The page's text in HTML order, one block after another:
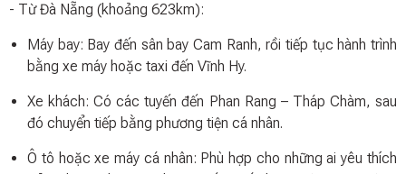
- Từ Đà Nẵng (khoảng 623km):
Máy bay: Bay đến sân bay Cam Ranh, rồi tiếp tục hành trình
bằng xe máy hoặc taxi đến Vĩnh Hy.
Xe khách: Có các tuyến đến Phan Rang – Tháp Chàm, sau
đó chuyển tiếp bằng phương tiện cá nhân.
Ô tô hoặc xe máy cá nhân: Phù hợp cho những ai yêu thích